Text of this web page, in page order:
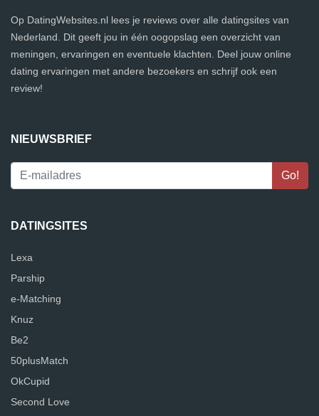
Op DatingWebsites.nl lees je reviews over alle datingsites van
Nederland. Dit geeft jou in één oogopslag een overzicht van
meningen, ervaringen en eventuele klachten. Deel jouw online
dating ervaringen met andere bezoekers en schrijf ook een
review!
NIEUWSBRIEF
DATINGSITES
Lexa
Parship
e-Matching
Knuz
Be2
50plusMatch
OkCupid
Second Love